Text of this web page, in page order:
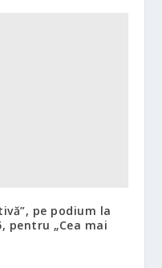
pe podium la
pentru „Cea mai